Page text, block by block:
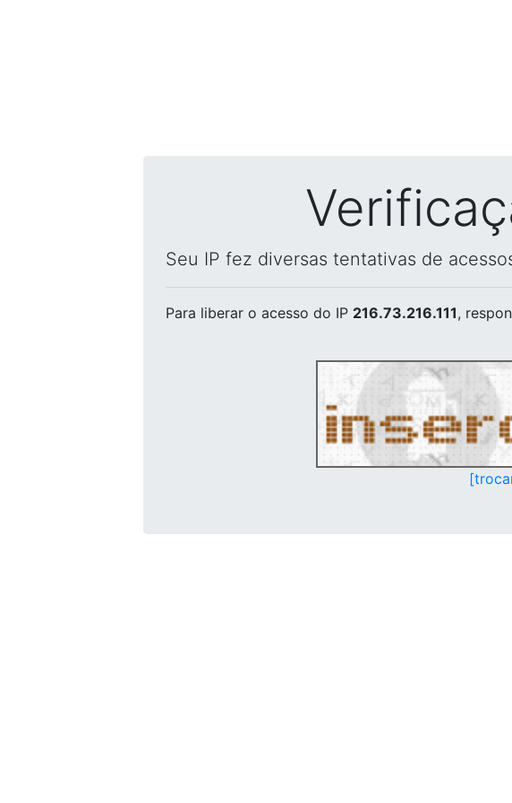
Seu IP fez diversas tentativas de
Para liberar o acesso do IP 216.73.216.111,